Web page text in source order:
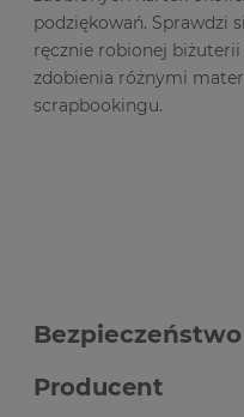
podziękowań. Sprawdzi
ręcznie robionej biżuterii
zdobienia różnymi
scrapbookingu.
Bezpieczeństwo
Producent